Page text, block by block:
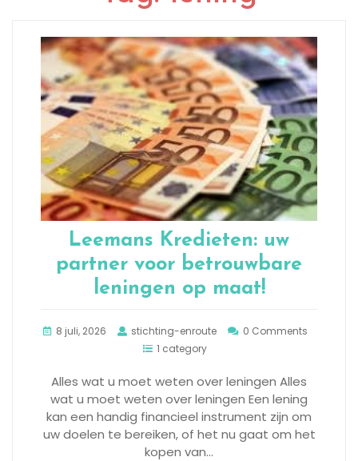
Leemans Kredieten: uw
partner voor betrouwbare
leningen op maat!
8 juli, 2026 stichting-enroute
0 Comments
1 category
Alles wat u moet weten over leningen Alles
wat u moet weten over leningen Een lening
kan een handig financieel instrument zijn om
uw doelen te bereiken, of het nu gaat om het
kopen van…